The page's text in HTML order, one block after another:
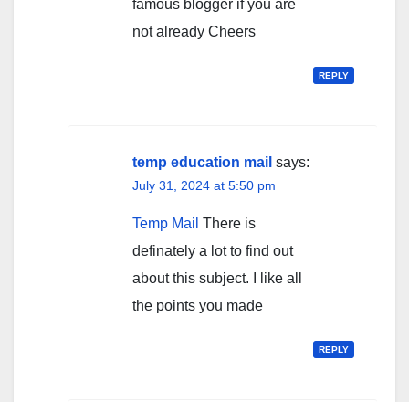
famous blogger if you are
not already Cheers
REPLY
temp education mail says:
July 31, 2024 at 5:50 pm
Temp Mail There is
definately a lot to find out
about this subject. I like all
the points you made
REPLY